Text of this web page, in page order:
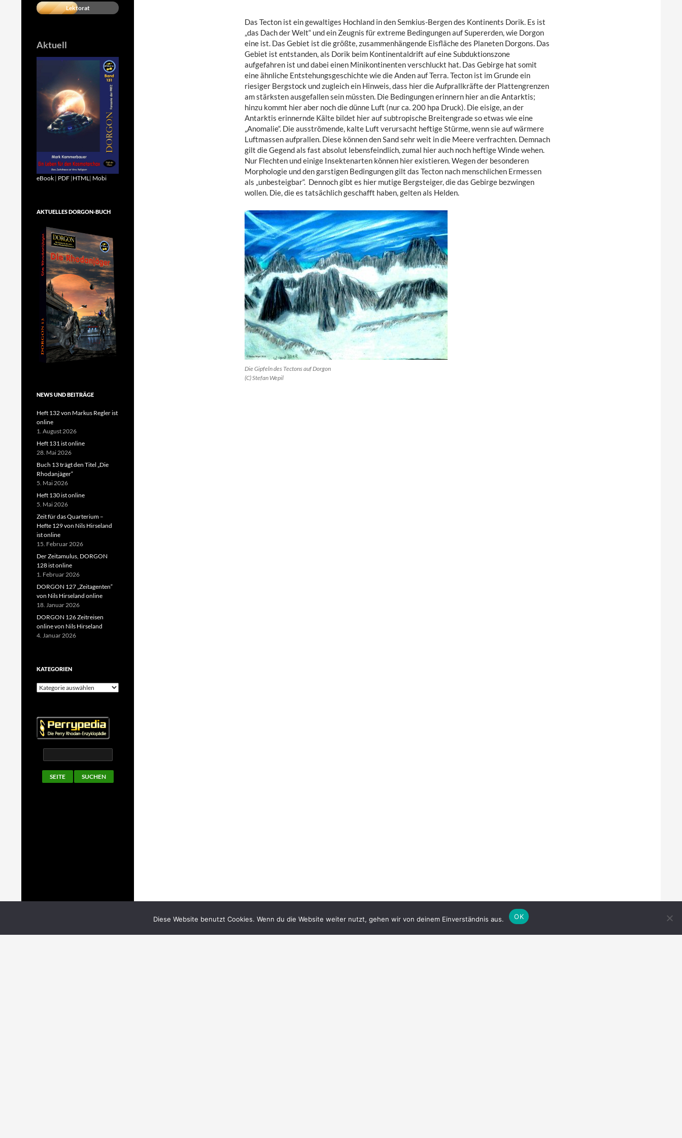
Das Tecton ist ein gewaltiges Hochland in den Semkius-Bergen des Kontinents Dorik. Es ist
„das Dach der Welt“ und ein Zeugnis für extreme Bedingungen auf Supererden, wie Dorgon
eine ist. Das Gebiet ist die größte, zusammenhängende Eisfläche des Planeten Dorgons. Das
Gebiet ist entstanden, als Dorik beim Kontinentaldrift auf eine Subduktionszone
aufgefahren ist und dabei einen Minikontinenten verschluckt hat. Das Gebirge hat somit
eine ähnliche Entstehungsgeschichte wie die Anden auf Terra. Tecton ist im Grunde ein
riesiger Bergstock und zugleich ein Hinweis, dass hier die Aufprallkräfte der Plattengrenzen
am stärksten ausgefallen sein müssten. Die Bedingungen erinnern hier an die Antarktis;
hinzu kommt hier aber noch die dünne Luft (nur ca. 200 hpa Druck). Die eisige, an der
Antarktis erinnernde Kälte bildet hier auf subtropische Breitengrade so etwas wie eine
„Anomalie“. Die ausströmende, kalte Luft verursacht heftige Stürme, wenn sie auf wärmere
Luftmassen aufprallen. Diese können den Sand sehr weit in die Meere verfrachten. Demnach
gilt die Gegend als fast absolut lebensfeindlich, zumal hier auch noch heftige Winde wehen.
Nur Flechten und einige Insektenarten können hier existieren. Wegen der besonderen
Morphologie und den garstigen Bedingungen gilt das Tecton nach menschlichen Ermessen
als „unbesteigbar“. Dennoch gibt es hier mutige Bergsteiger, die das Gebirge bezwingen
wollen. Die, die es tatsächlich geschafft haben, gelten als Helden.
Die Gipfeln des Tectons auf Dorgon
(C) Stefan Wepil
Lektorat
Aktuell
eBook | PDF |HTML | Mobi
AKTUELLES DORGON-BUCH
NEWS UND BEITRÄGE
Heft 132 von Markus Regler ist
online
1. August 2026
Heft 131 ist online
28. Mai 2026
Buch 13 trägt den Titel „Die
Rhodanjäger“
5. Mai 2026
Heft 130 ist online
5. Mai 2026
Zeit für das Quarterium –
Hefte 129 von Nils Hirseland
ist online
15. Februar 2026
Der Zeitamulus, DORGON
128 ist online
1. Februar 2026
DORGON 127 „Zeitagenten“
von Nils Hirseland online
18. Januar 2026
DORGON 126 Zeitreisen
online von Nils Hirseland
4. Januar 2026
KATEGORIEN
Kategorien
Diese Website benutzt Cookies. Wenn du die Website weiter nutzt, gehen wir von deinem Einverständnis aus. OK